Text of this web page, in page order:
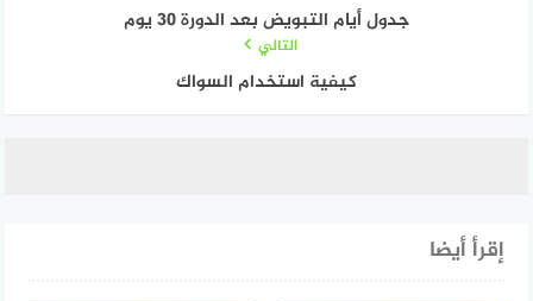
جدول أيام التبويض بعد الدورة 30 يوم
التالي
كيفية استخدام السواك
إقرأ أيضا